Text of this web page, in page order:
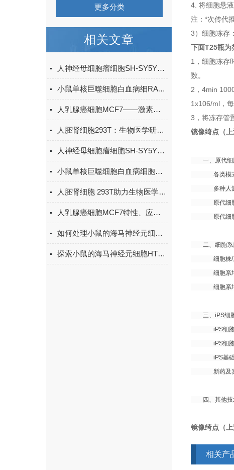
更多分类
相关文章
人神经母细胞瘤细胞SH-SY5Y在神经科学与药物研究中的原理与应用
小鼠单核巨噬细胞白血病细RAW264.7——免疫学与炎症机制的“全能应答者”
人乳腺癌细胞MCF7——激素受体阳性乳腺癌研究的“金标准”
人胚肾细胞293T：生物医学研究的多功能工具细胞
人神经母细胞瘤细胞SH-SY5Y：神经退行性疾病研究的“理想模型”
小鼠单核巨噬细胞白血病细胞RAW264.7的研究密码
人胚肾细胞 293T助力生物医学研究
人乳腺癌细胞MCF7特性、应用与研究价值
如何处理小鼠的海马神经元细胞HT22的异常生长或分化问题？
探索小鼠的海马神经元细胞HT22在神经科学研究中的应用与潜力
4. 将细胞悬
注：*次传代
3）细胞冻存
下面T25瓶为
1，细胞冻存
数。
2，4min
1x106/ml，
3，将冻存管
镜像绮点（
一、原代细
各类模式哺
多种人源性
原代细胞分
原代细胞相
二、细胞系
细胞株/系培
细胞系培
细胞系培养
三、iPS细胞
iPS细胞基
iPS细胞增
iPS基础培
新药及实
四、其他技
镜像绮点（
相关产